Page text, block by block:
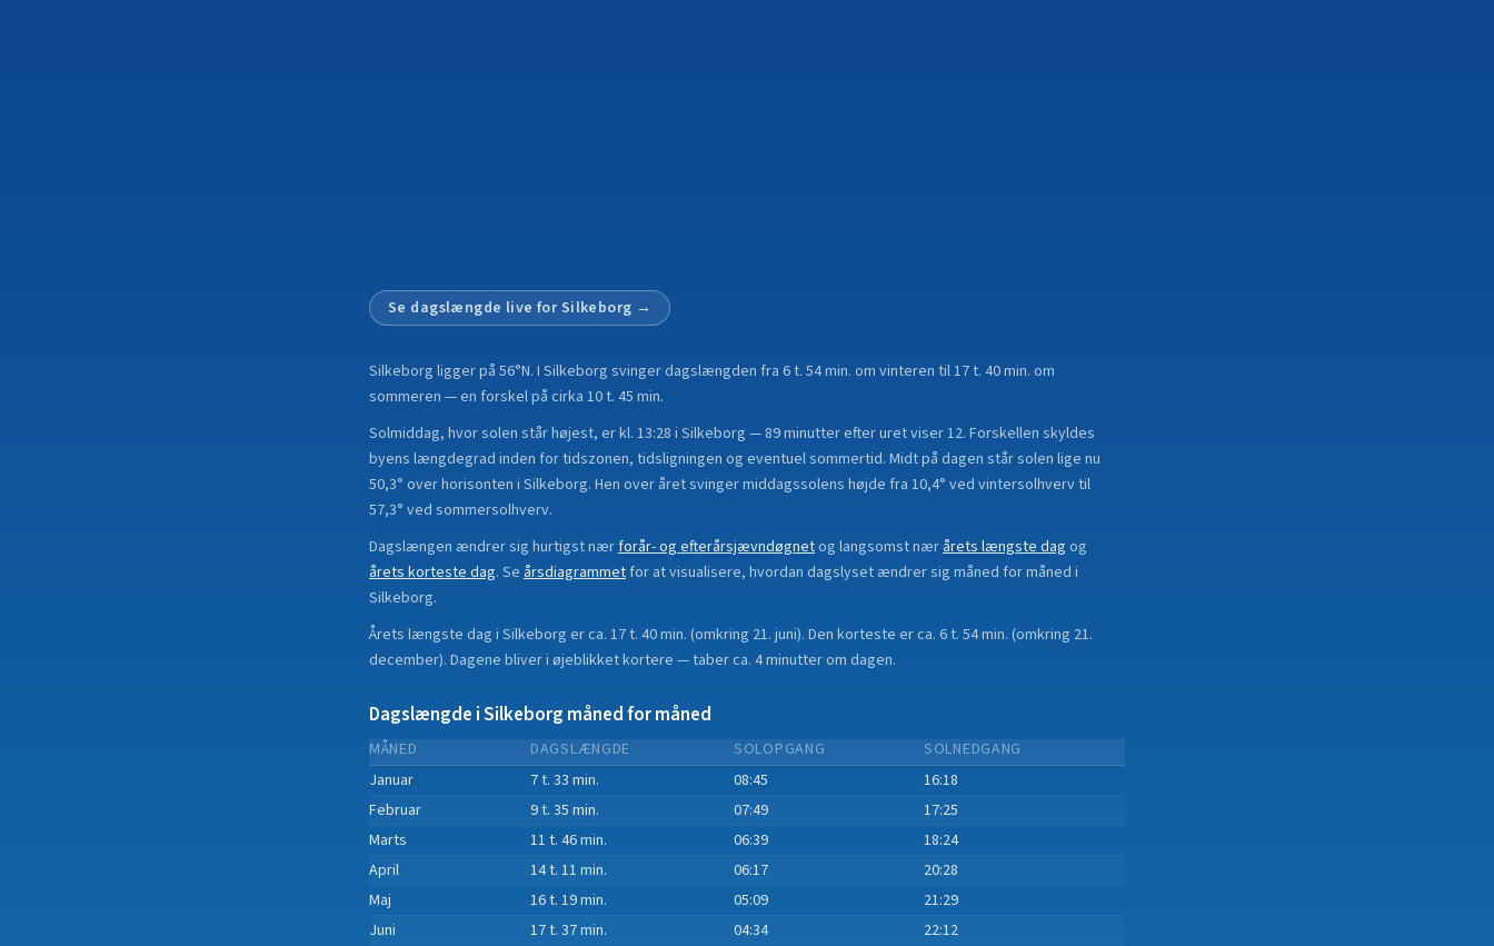
Se dagslængde live forSilkeborg →
Silkeborg ligger på 56°N. I Silkeborg svinger dagslængden fra 6 t. 54 min. om vinteren til 17 t. 40 min. om
sommeren — en forskel på cirka 10 t. 45 min.
Solmiddag, hvor solen står højest, er kl. 13:28 i Silkeborg — 89 minutter efter uret viser 12. Forskellen skyldes
byens længdegrad inden for tidszonen, tidsligningen og eventuel sommertid. Midt på dagen står solen lige nu
50,3° over horisonten i Silkeborg. Hen over året svinger middagssolens højde fra 10,4° ved vintersolhverv til
57,3° ved sommersolhverv.
Dagslængen ændrer sig hurtigst nærforår- og efterårsjævndøgnetog langsomst nærårets længste dag og
årets korteste dag. Se årsdiagrammetfor at visualisere, hvordan dagslyset ændrer sig måned for måned i
Silkeborg.
Årets længste dag i Silkeborg er ca. 17 t. 40 min. (omkring 21. juni). Den korteste er ca. 6 t. 54 min. (omkring 21.
december). Dagene bliver i øjeblikketkortere —taberca. 4minutterom dagen.
Dagslængde iSilkeborg måned for måned
MÅNED DAGSLÆNGDE SOLOPGANG
SOLNEDGANG
Januar
7 t. 33 min. 08:45
16:18
Februar
9 t. 35 min. 07:49
17:25
Marts
11 t. 46 min. 06:39
18:24
April
14 t. 11 min. 06:17
20:28
Maj
16 t. 19 min. 05:09
21:29
Juni
17 t. 37 min. 04:34
22:12